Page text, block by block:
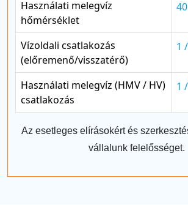
Használati melegvíz
hőmérséklet
Vízoldali csatlakozás
(előremenő/visszatérő)
1
Használati melegvíz (HMV / HV)
csatlakozás
1
Az esetleges elírásokért és
vállalunk felelősséget.